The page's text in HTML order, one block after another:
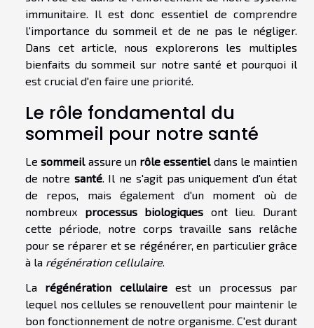
immunitaire. Il est donc essentiel de comprendre
l'importance du sommeil et de ne pas le négliger.
Dans cet article, nous explorerons les multiples
bienfaits du sommeil sur notre santé et pourquoi il
est crucial d'en faire une priorité.
Le rôle fondamental du
sommeil pour notre santé
Lesommeil assure un rôle essentiel dans le maintien
de notre santé. Il ne s'agit pas uniquement d'un état
de repos, mais également d'un moment où de
nombreux processus biologiques ont lieu. Durant
cette période, notre corps travaille sans relâche
pour se réparer et se régénérer, en particulier grâce
à la régénération cellulaire.
La régénération cellulaireest un processus par
lequel nos cellules se renouvellent pour maintenir le
bon fonctionnement de notre organisme. C'est durant